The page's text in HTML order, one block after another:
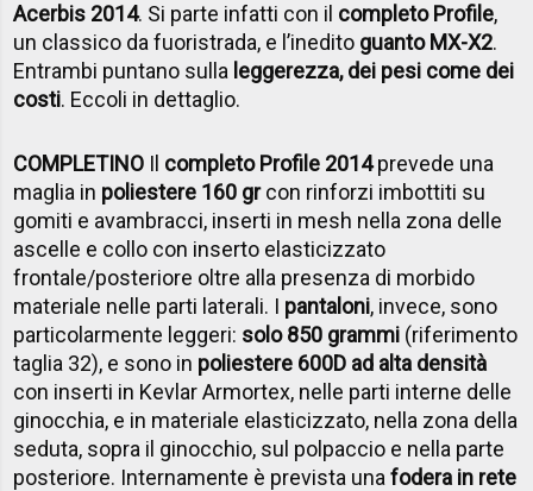
Acerbis 2014. Si parte infatti con il completo Profile,
un classico da fuoristrada, e l’inedito guanto MX-X2.
Entrambi puntano sulla leggerezza, dei pesi come dei
costi. Eccoli in dettaglio.
COMPLETINO Il completo Profile 2014prevede una
maglia in poliestere 160 grcon rinforzi imbottiti su
gomiti e avambracci, inserti in mesh nella zona delle
ascelle e collo con inserto elasticizzato
frontale/posteriore oltre alla presenza di morbido
materiale nelle parti laterali. I pantaloni, invece, sono
particolarmente leggeri: solo 850 grammi (riferimento
taglia 32), e sono in poliestere 600D ad alta densità
con inserti in Kevlar Armortex, nelle parti interne delle
ginocchia, e in materiale elasticizzato, nella zona della
seduta, sopra il ginocchio, sul polpaccio e nella parte
posteriore. Internamente è prevista unafodera in rete